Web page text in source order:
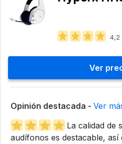
4,2
Ver
Opinión destacada - Ver
La calidad de
audífonos es destacable,